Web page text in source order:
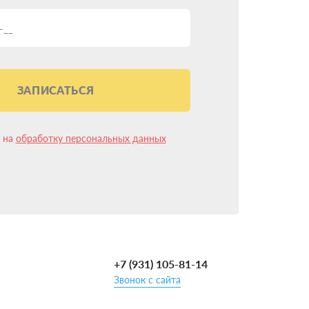
10 лет и имеем более 15 000 успешных
установка ГБО на Jaecoo в АвтоМастерГаз
изменилась и упростилась. Теперь
ЗАПИСАТЬСЯ
на обработку персональных данных
+7 (931) 105-81-14
Звонок с сайта